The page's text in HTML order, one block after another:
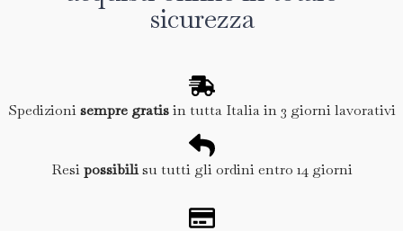
sicurezza
Spedizionisempre gratisin tutta Italia in 3 giorni lavorativi
Resipossibilisu tutti gli ordini entro 14 giorni